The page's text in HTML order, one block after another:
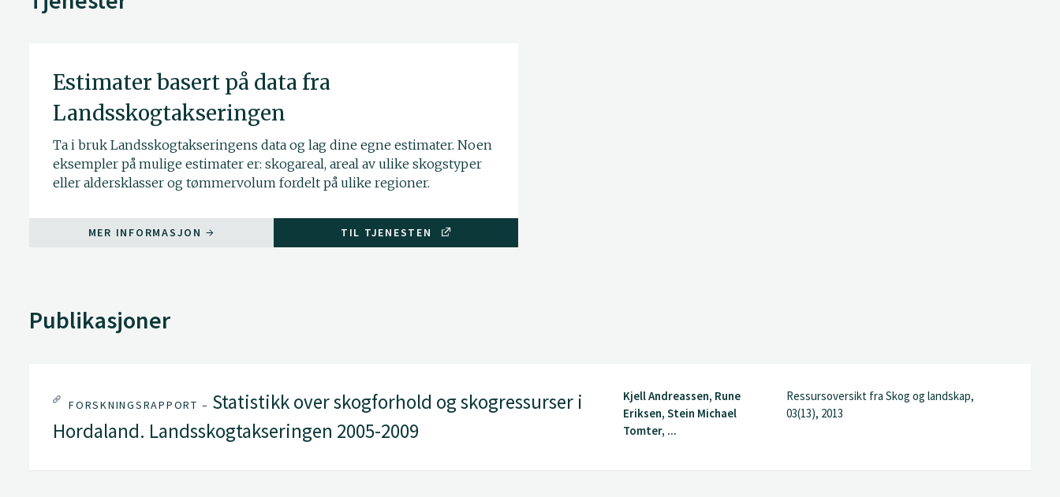
Estimater basert på data fra
Landsskogtakseringen
Ta i bruk Landsskogtakseringens data og lag dine egne estimater. Noen
eksempler på mulige estimater er: skogareal, areal av ulike skogstyper
eller aldersklasser og tømmervolum fordelt på ulike regioner.
MER INFORMASJON TIL TJENESTEN
Publikasjoner
FORSKNINGSRAPPORT – Statistikk over skogforhold og skogressurser i
Hordaland. Landsskogtakseringen 2005-2009
Kjell Andreassen, Rune
Eriksen, Stein Michael
Tomter, ...
Ressursoversikt fra Skog og landskap,
03(13), 2013